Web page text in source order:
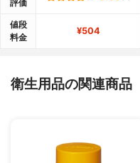
評価
値段
料金
¥504
衛生用品の関連商品